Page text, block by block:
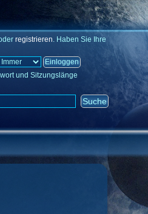
registrieren. Haben Sie Ihre
und Sitzungslänge